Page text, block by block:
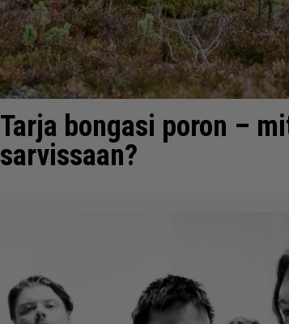
Tarja bongasi poron –
sarvissaan?